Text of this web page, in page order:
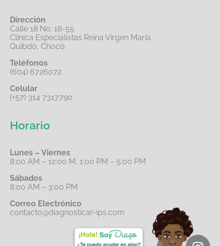
Dirección
Calle 18 No. 18-55
Clínica Especialistas Reina Virgen María
Quibdó, Chocó
Teléfonos
(604) 6726072
Celular
(+57) 314 7317790
Horario
Lunes – Viernes
8:00 AM – 12:00 M, 1:00 PM – 5:00 PM
Sábados
8:00 AM – 3:00 PM
Correo Electrónico
contacto@diagnosticar-ips.com